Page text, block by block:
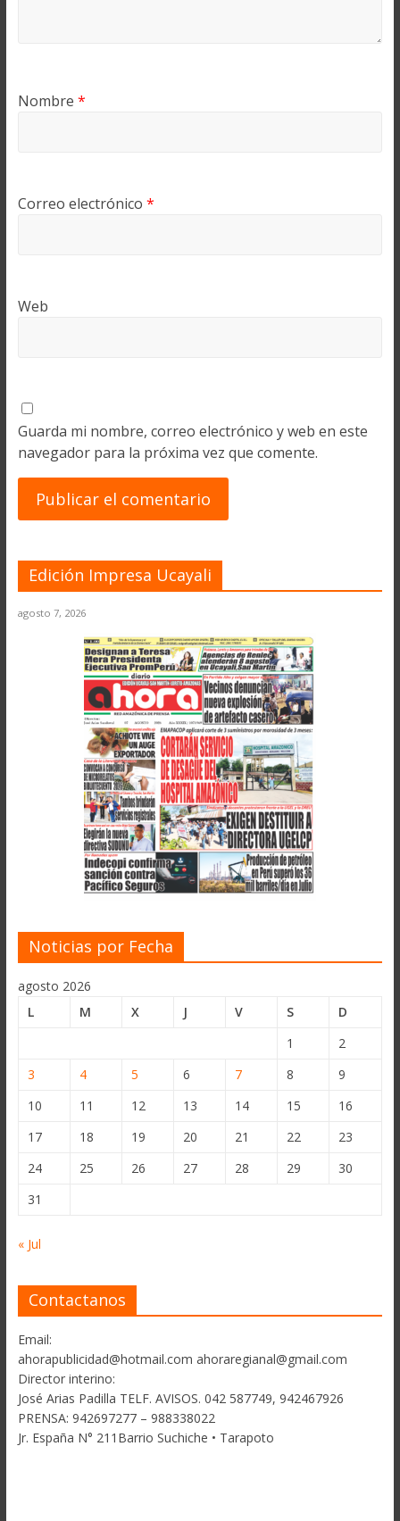
Nombre *
Correo electrónico *
Web
Guarda mi nombre, correo electrónico y web en este
navegador para la próxima vez que comente.
Edición Impresa Ucayali
agosto 7, 2026
Noticias por Fecha
agosto 2026
L
M X J V S
D
1
2
3
4 5 6 7 8
9
10
11 12 13 14 15
16
17
18 19 20 21 22
23
24
25 26 27 28 29
30
31
« Jul
Contactanos
Email:
ahorapublicidad@hotmail.com ahoraregianal@gmail.com
Director interino:
José Arias Padilla TELF. AVISOS. 042 587749, 942467926
PRENSA: 942697277 – 988338022
Jr. España N° 211Barrio Suchiche • Tarapoto